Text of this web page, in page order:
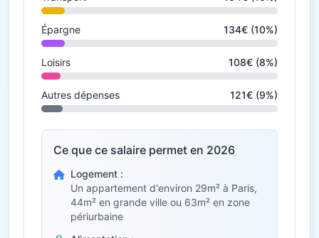
Épargne 134€ (10%)
Loisirs 108€ (8%)
Autres dépenses 121€ (9%)
Ce que ce salaire permet en 2026
Logement :
Un appartement d'environ 29m² à Paris,
44m² en grande ville ou 63m² en zone
périurbaine